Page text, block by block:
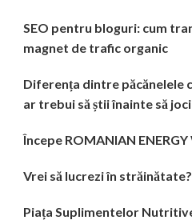
SEO pentru bloguri: cum
magnet de trafic organic
Diferența dintre păcănelele
ar trebui să știi înainte să joci
Începe ROMANIAN ENERGY
Vrei să lucrezi în
Piața Suplimentelor